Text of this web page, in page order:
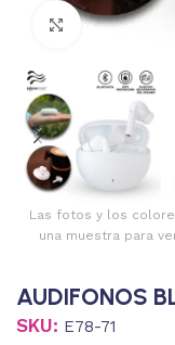
Clic para
Las fotos y los
una muestra para
AUDIFONOS
SKU: E78-71